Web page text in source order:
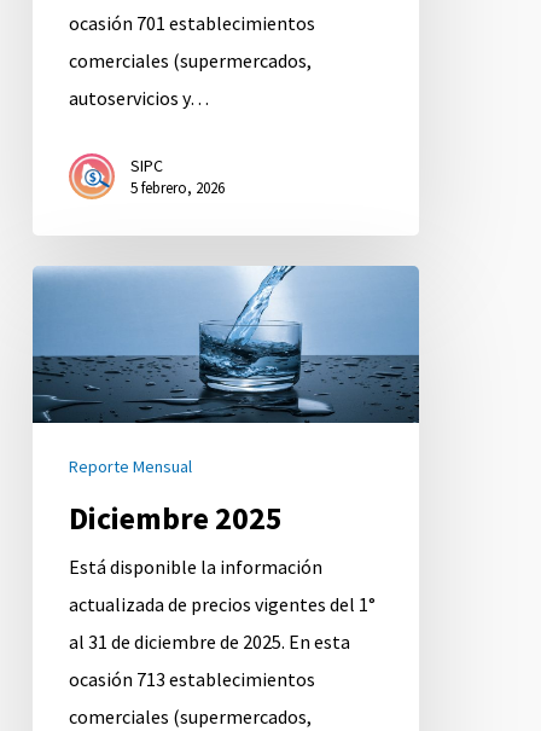
ocasión 701 establecimientos
comerciales (supermercados,
autoservicios y…
SIPC
5 febrero, 2026
Diciembre
Reporte Mensual
Diciembre 2025
Está disponible la información
actualizada de precios vigentes del 1°
al 31 de diciembre de 2025. En esta
ocasión 713 establecimientos
comerciales (supermercados,